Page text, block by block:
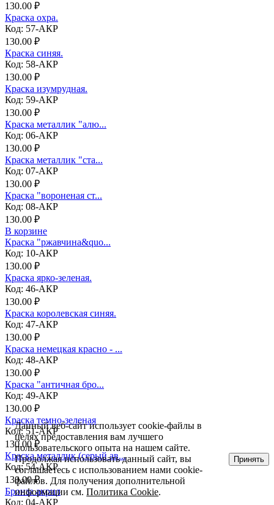
130.00 ₽
Краска охра.
Код: 57-АКР
130.00 ₽
Краска синяя.
Код: 58-АКР
130.00 ₽
Краска изумрудная.
Код: 59-АКР
130.00 ₽
Краска металлик "алю...
Код: 06-АКР
130.00 ₽
Краска металлик "ста...
Код: 07-АКР
130.00 ₽
Краска "вороненая ст...
Код: 08-АКР
130.00 ₽
В корзине
Краска "ржавчина&quo...
Код: 10-АКР
130.00 ₽
Краска ярко-зеленая.
Код: 46-АКР
130.00 ₽
Краска королевская синяя.
Код: 47-АКР
130.00 ₽
Краска немецкая красно - ...
Код: 48-АКР
130.00 ₽
Краска "античная бро...
Код: 49-АКР
130.00 ₽
Краска темно-зеленая
Код: 51-АКР
130.00 ₽
Краска металлик (серый ав...
Код: 54-АКР
130.00 ₽
Бронза акрил
Код: 04-АКР
Данный веб-сайт использует cookie-файлы в
целях предоставления вам лучшего
пользовательского опыта на нашем сайте.
Продолжая использовать данный сайт, вы
соглашаетесь с использованием нами cookie-
файлов. Для получения дополнительной
информации см.Политика Cookie.
Принять